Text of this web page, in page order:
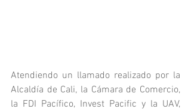
Atendiendo un llamado realizado por la
Alcaldía de Cali, la Cámara de Comercio,
la FDI Pacífico, Invest Pacific y la UAV,